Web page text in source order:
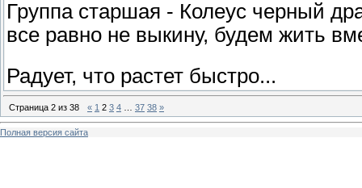
Группа старшая - Колеус черный
все равно не выкину, будем жить
Радует, что растет быстро...
Страница 2 из 38 « 1 2 3 4 37 38 »
Полная версия сайта